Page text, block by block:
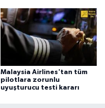
Malaysia Airlines'tan tüm
pilotlara zorunlu
uyuşturucu testi kararı